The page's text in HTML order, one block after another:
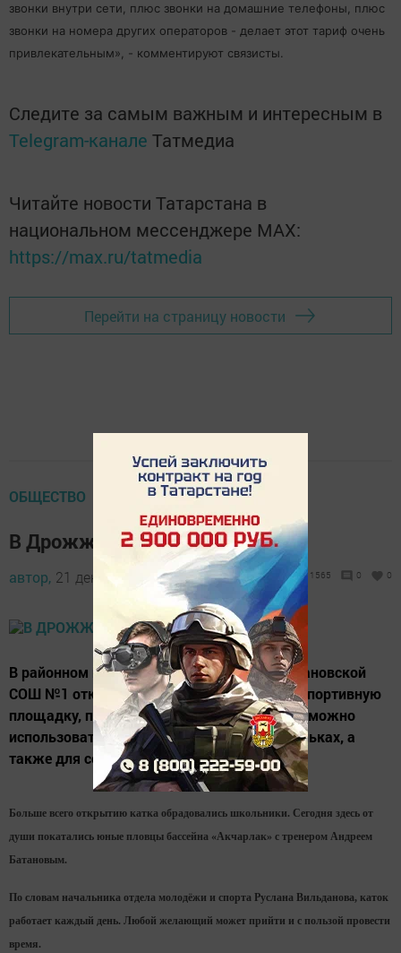
звонки внутри сети, плюс звонки на домашние телефоны, плюс
звонки на номера других операторов - делает этот тариф очень
привлекательным», - комментируют связисты.
Следите за самым важным и интересным в
Telegram-канале Татмедиа
Читайте новости Татарстана в
национальном мессенджере MАХ:
https://max.ru/tatmedia
Перейти на страницу новости
ОБЩЕСТВО
В Дрожжаном заработал каток
автор, 21 декабря 2017 - 16:30 1565 0 0
В районном центре, рядом со Стародрожжановской
СОШ №1 открылся каток. Универсальную спортивную
площадку, построенную этим летом, зимой можно
использовать как каток для катания на коньках, а
также для соревнований по хоккею.
Больше всего открытию катка обрадовались школьники. Сегодня здесь от
души покатались юные пловцы бассейна «Акчарлак» с тренером Андреем
Батановым.
По словам начальника отдела молодёжи и спорта Руслана Вильданова, каток
работает каждый день. Любой желающий может прийти и с пользой провести
время.